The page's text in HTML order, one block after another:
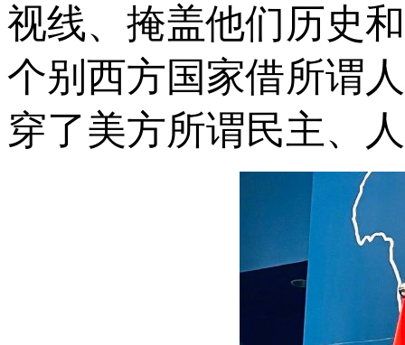
视线、掩盖他们历史
个别西方国家借所谓
穿了美方所谓民主、